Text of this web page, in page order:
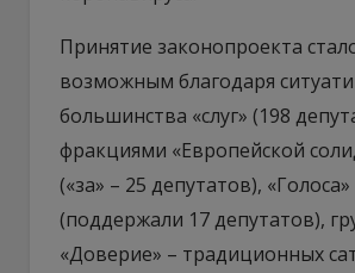
Принятие законопроекта
возможным благодаря
большинства «слуг» (198
фракциями «Европейской
(«за» – 25 депутатов), «Голоса»
(поддержали 17 депутатов),
«Доверие» – традиционных